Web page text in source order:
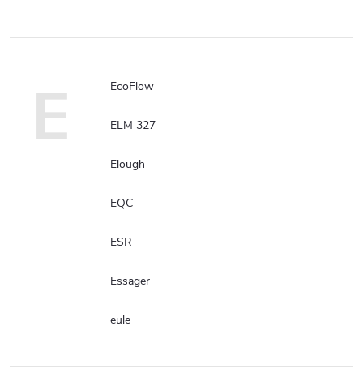
E EcoFlow
ELM 327
Elough
EQC
ESR
Essager
eule